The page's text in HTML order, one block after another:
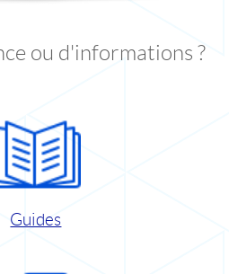
ou d'informations ?
Guides